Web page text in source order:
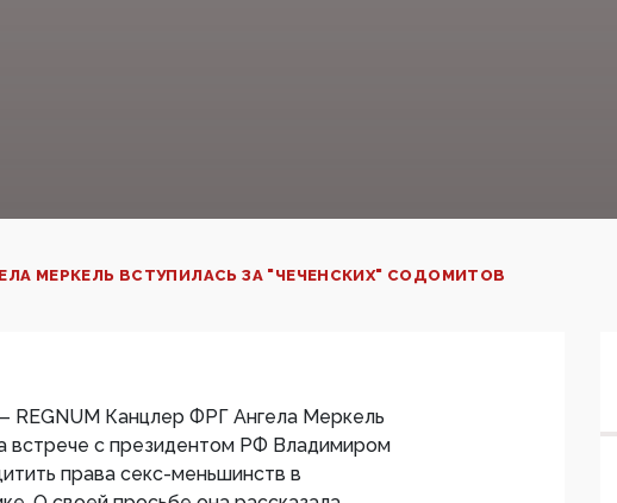
МЕРКЕЛЬ‍ ВСТУПИЛАСЬ ЗА "ЧЕЧЕНСКИХ" СОДОМИТОВ
REGNUM Канцлер ФРГ Ангела Меркель
встрече с президентом РФ Владимиром
права секс-меньшинств в